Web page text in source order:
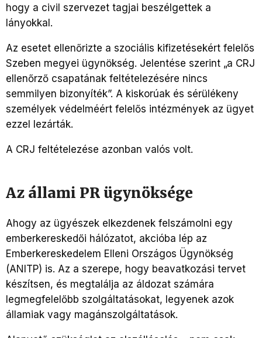
hogy a civil szervezet tagjai beszélgettek a
lányokkal.
Az esetet ellenőrizte a szociális kifizetésekért felelős
Szeben megyei ügynökség. Jelentése szerint „a CRJ
ellenőrző csapatának feltételezésére nincs
semmilyen bizonyíték”. A kiskorúak és sérülékeny
személyek védelméért felelős intézmények az ügyet
ezzel lezárták.
A CRJ feltételezése azonban valós volt.
Az állami PR ügynöksége
Ahogy az ügyészek elkezdenek felszámolni egy
emberkereskedői hálózatot, akcióba lép az
Emberkereskedelem Elleni Országos Ügynökség
(ANITP) is. Az a szerepe, hogy beavatkozási tervet
készítsen, és megtalálja az áldozat számára
legmegfelelőbb szolgáltatásokat, legyenek azok
államiak vagy magánszolgáltatások.